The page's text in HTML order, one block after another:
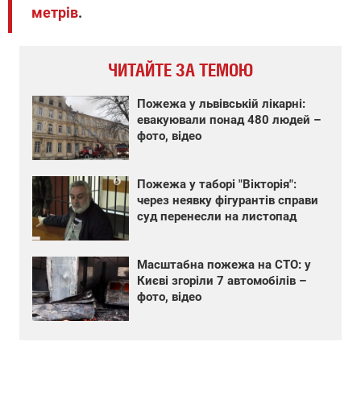
метрів.
ЧИТАЙТЕ ЗА ТЕМОЮ
Пожежа у львівській лікарні:
евакуювали понад 480 людей –
фото, відео
Пожежа у таборі "Вікторія":
через неявку фігурантів справи
суд перенесли на листопад
Масштабна пожежа на СТО: у
Києві згоріли 7 автомобілів –
фото, відео